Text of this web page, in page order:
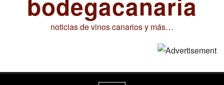
noticias de vinos canarios y más…